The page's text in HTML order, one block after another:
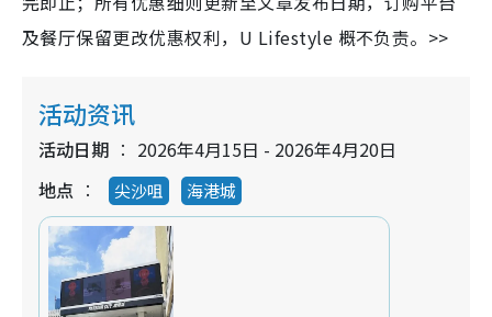
及餐厅保留更改优惠权利，U Lifestyle 概不负责。>>
活动资讯
活动日期
2026年4月15日 - 2026年4月20日
地点
尖沙咀 海港城